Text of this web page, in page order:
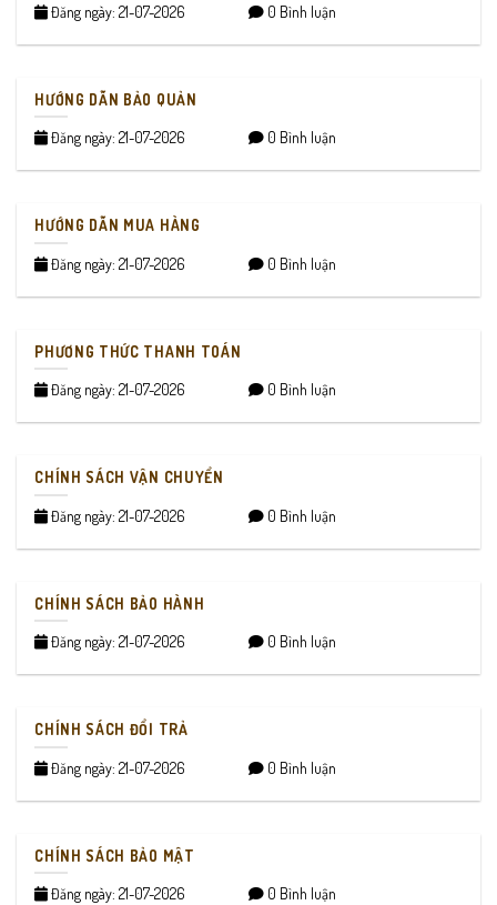
Đăng ngày: 21-07-2026 0 Bình luận
HƯỚNG DẪN BẢO QUẢN
Đăng ngày: 21-07-2026 0 Bình luận
HƯỚNG DẪN MUA HÀNG
Đăng ngày: 21-07-2026 0 Bình luận
PHƯƠNG THỨC THANH TOÁN
Đăng ngày: 21-07-2026 0 Bình luận
CHÍNH SÁCH VẬN CHUYỂN
Đăng ngày: 21-07-2026 0 Bình luận
CHÍNH SÁCH BẢO HÀNH
Đăng ngày: 21-07-2026 0 Bình luận
CHÍNH SÁCH ĐỔI TRẢ
Đăng ngày: 21-07-2026 0 Bình luận
CHÍNH SÁCH BẢO MẬT
Đăng ngày: 21-07-2026 0 Bình luận